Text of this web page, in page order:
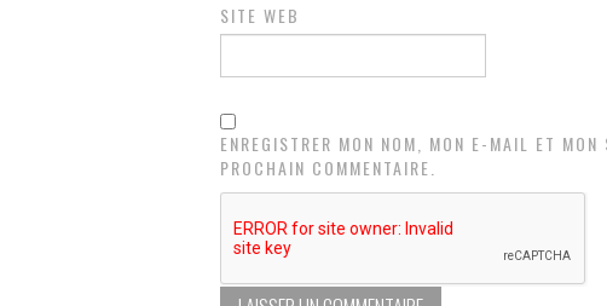
SITE WEB
ENREGISTRER MON NOM, MON E-MAIL ET
PROCHAIN COMMENTAIRE.